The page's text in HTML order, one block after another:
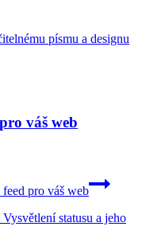
písmu a designu
váš web
pro váš web